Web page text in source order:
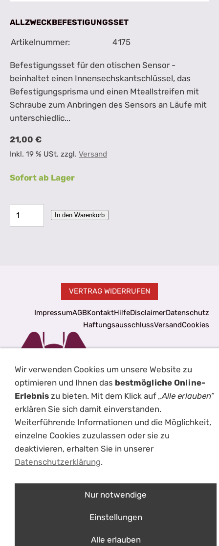
ALLZWECKBEFESTIGUNGSSET
Artikelnummer: 4175
Befestigungsset für den otischen Sensor -
beinhaltet einen Innensechskantschlüssel, das
Befestigungsprisma und einen Mteallstreifen mit
Schraube zum Anbringen des Sensors an Läufe mit
unterschiedlic...
21,00 €
Inkl. 19 % USt. zzgl. Versand
Sofort ab Lager
In den Warenkorb
VERTRAG WIDERRUFEN
ImpressumAGBKontaktHilfeDisclaimerDatenschutz
HaftungsausschlussVersandCookies
ÜBER UNS
mouche- einzigartige Schießsportbekleidung
Wir verwenden Cookies um unsere Website zu
optimieren und Ihnen das bestmögliche Online-
Erlebnis zu bieten. Mit dem Klick auf „Alle erlauben“
erklären Sie sich damit einverstanden.
Weiterführende Informationen und die Möglichkeit,
einzelne Cookies zuzulassen oder sie zu
deaktivieren, erhalten Sie in unserer
Datenschutzerklärung.
Nur notwendige
Einstellungen
Alle erlauben